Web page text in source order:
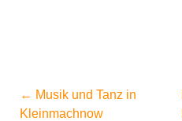
← Musik und Tanz in
Kleinmachnow